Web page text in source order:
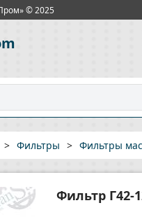
© 2025
> Фильтры > Фильтры
Фильтр Г42-